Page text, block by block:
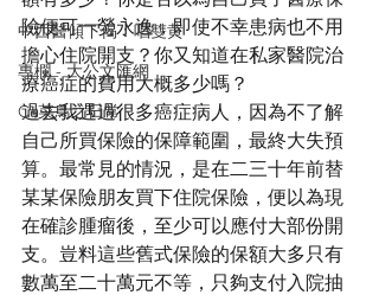
中西醫傾下偈：唱雙黄
專欄 - 大公文匯網
Ca菜鳥之日常
險便可一勞永逸，即使不幸患病也不用
擔心住院開支？你又知道在私家醫院治
療癌症的費用大概多少嗎？
過去我遇過很多癌症病人，因為不了解
自己所買保險的保障範圍，最終大失預
算。最常見的情況，是在二三十年前替
某某保險朋友買下住院保險，便以為現
在確診腫瘤後，至少可以應付大部份開
支。豈料這些舊式保險的保額大多只有
數萬至二十萬元不等，只夠支付入院抽